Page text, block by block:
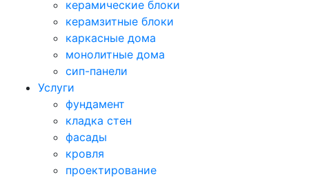
керамические блоки
керамзитные блоки
каркасные дома
монолитные дома
сип-панели
Услуги
фундамент
кладка стен
фасады
кровля
проектирование